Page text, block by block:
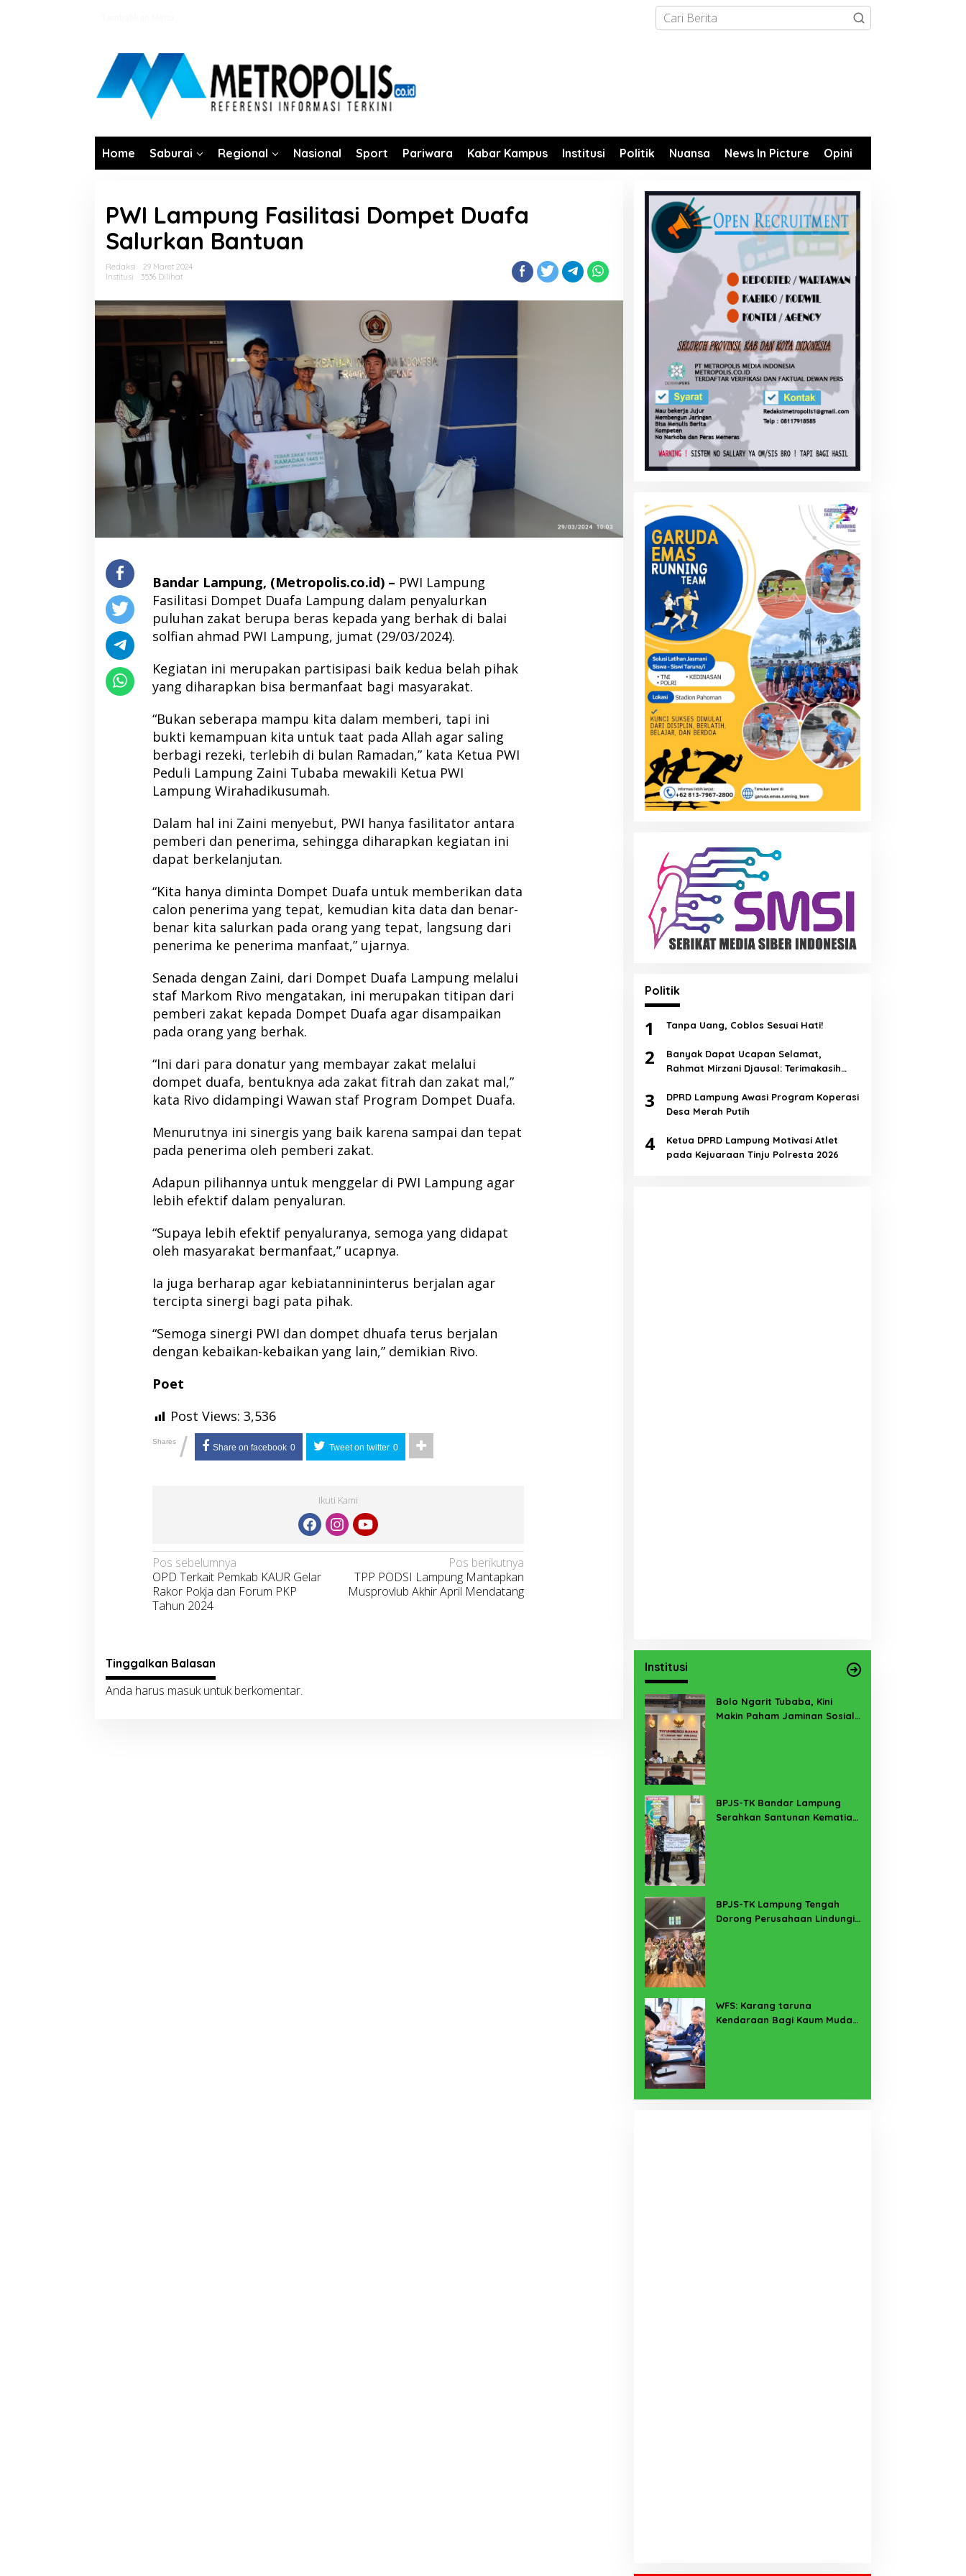
Home Saburai Regional Nasional Sport Pariwara Kabar Kampus Institusi Politik Nuansa News In Picture Opini
PWI Lampung Fasilitasi Dompet Duafa
Salurkan Bantuan
Redaksi
29 Maret 2024
Institusi
3536 Dilihat
Bandar Lampung, (Metropolis.co.id) – PWI Lampung
Fasilitasi Dompet Duafa Lampung dalam penyalurkan
puluhan zakat berupa beras kepada yang berhak di balai
solfian ahmad PWI Lampung, jumat (29/03/2024).
Kegiatan ini merupakan partisipasi baik kedua belah pihak
yang diharapkan bisa bermanfaat bagi masyarakat.
“Bukan seberapa mampu kita dalam memberi, tapi ini
bukti kemampuan kita untuk taat pada Allah agar saling
berbagi rezeki, terlebih di bulan Ramadan,” kata Ketua PWI
Peduli Lampung Zaini Tubaba mewakili Ketua PWI
Lampung Wirahadikusumah.
Dalam hal ini Zaini menyebut, PWI hanya fasilitator antara
pemberi dan penerima, sehingga diharapkan kegiatan ini
dapat berkelanjutan.
“Kita hanya diminta Dompet Duafa untuk memberikan data
calon penerima yang tepat, kemudian kita data dan benar-
benar kita salurkan pada orang yang tepat, langsung dari
penerima ke penerima manfaat,” ujarnya.
Senada dengan Zaini, dari Dompet Duafa Lampung melalui
staf Markom Rivo mengatakan, ini merupakan titipan dari
pemberi zakat kepada Dompet Duafa agar disampaikan
pada orang yang berhak.
“Ini dari para donatur yang membayar zakat melalui
dompet duafa, bentuknya ada zakat fitrah dan zakat mal,”
kata Rivo didampingi Wawan staf Program Dompet Duafa.
Menurutnya ini sinergis yang baik karena sampai dan tepat
pada penerima oleh pemberi zakat.
Adapun pilihannya untuk menggelar di PWI Lampung agar
lebih efektif dalam penyaluran.
“Supaya lebih efektif penyaluranya, semoga yang didapat
oleh masyarakat bermanfaat,” ucapnya.
Ia juga berharap agar kebiatannininterus berjalan agar
tercipta sinergi bagi pata pihak.
“Semoga sinergi PWI dan dompet dhuafa terus berjalan
dengan kebaikan-kebaikan yang lain,” demikian Rivo.
Poet
Post Views: 3,536
Shares / Share on facebook 0 Tweet on twitter 0
Ikuti Kami
Navigasi
pos
Pos sebelumnya
OPD Terkait Pemkab KAUR Gelar
Rakor Pokja dan Forum PKP
Tahun 2024
Pos berikutnya
TPP PODSI Lampung Mantapkan
Musprovlub Akhir April Mendatang
Tinggalkan Balasan
Anda harus masukuntuk berkomentar.
Politik
1 Tanpa Uang, Coblos Sesuai Hati!
2
Banyak Dapat Ucapan Selamat,
Rahmat Mirzani Djausal: Terimakasih
3
DPRD Lampung Awasi Program Koperasi
Desa Merah Putih
4
Ketua DPRD Lampung Motivasi Atlet
pada Kejuaraan Tinju Polresta 2026
Institusi
Bolo Ngarit Tubaba, Kini
Makin Paham Jaminan Sosial
BPJS-TK Bandar Lampung
Serahkan Santunan Kematian
BPJS-TK Lampung Tengah
Dorong Perusahaan Lindungi
WFS: Karang taruna
Kendaraan Bagi Kaum Muda